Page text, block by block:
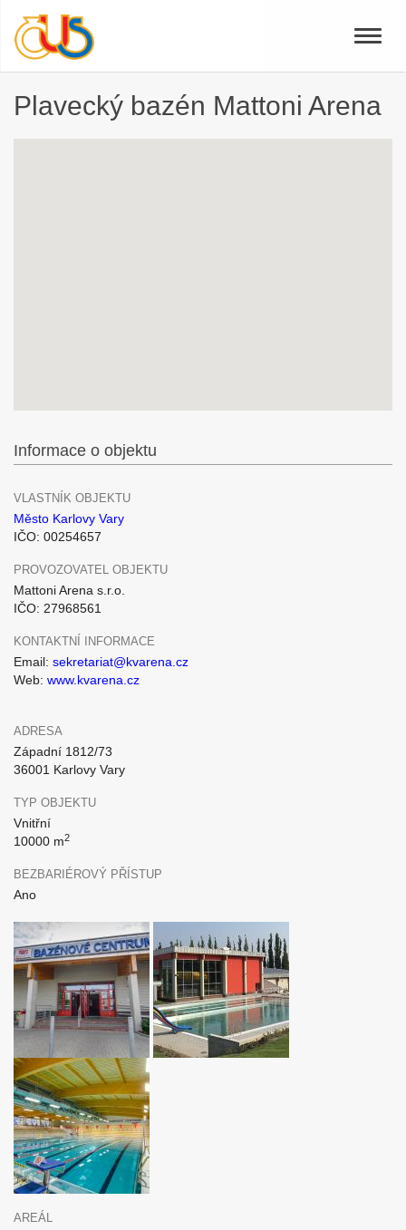
Toggle
Plavecký bazén Mattoni Arena
Informace o objektu
VLASTNÍK OBJEKTU
Město Karlovy Vary
IČO: 00254657
PROVOZOVATEL OBJEKTU
Mattoni Arena s.r.o.
IČO: 27968561
KONTAKTNÍ INFORMACE
Email: sekretariat@kvarena.cz
Web: www.kvarena.cz
ADRESA
Západní 1812/73
36001 Karlovy Vary
TYP OBJEKTU
Vnitřní
10000 m2
BEZBARIÉROVÝ PŘÍSTUP
Ano
AREÁL